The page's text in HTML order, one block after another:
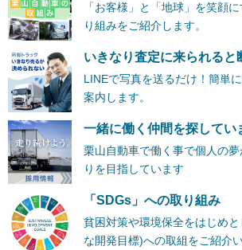
「お客様」と「地球」を笑顔
り組みをご紹介します。
いきなり査定に来られる
LINEで写真を送るだけ！簡単
案内します。
一緒に働く仲間を探してい
栗山自動車で働く事で個人の
りを目指しています
「SDGs」への取り組み
貧困対策や環境保全をはじめ
な開発目標)への取組をご紹介